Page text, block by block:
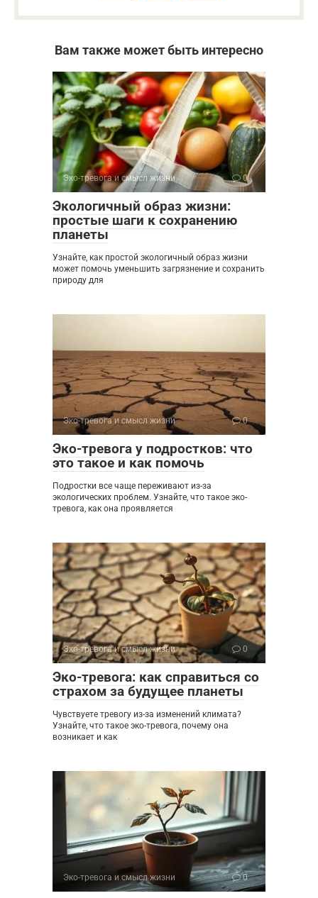
Вам также может быть интересно
Эко-тревога и смысл жизни 0
Экологичный образ жизни:
простые шаги к сохранению
планеты
Узнайте, как простой экологичный образ жизни
может помочь уменьшить загрязнение и сохранить
природу для
Эко-тревога и смысл жизни 0
Эко-тревога у подростков: что
это такое и как помочь
Подростки все чаще переживают из-за
экологических проблем. Узнайте, что такое эко-
тревога, как она проявляется
Эко-тревога и смысл жизни 0
Эко-тревога: как справиться со
страхом за будущее планеты
Чувствуете тревогу из-за изменений климата?
Узнайте, что такое эко-тревога, почему она
возникает и как
Эко-тревога и смысл жизни 0